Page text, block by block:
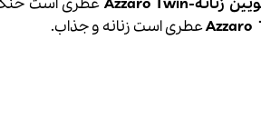
Azzaroعطری است زنانه و جذاب.